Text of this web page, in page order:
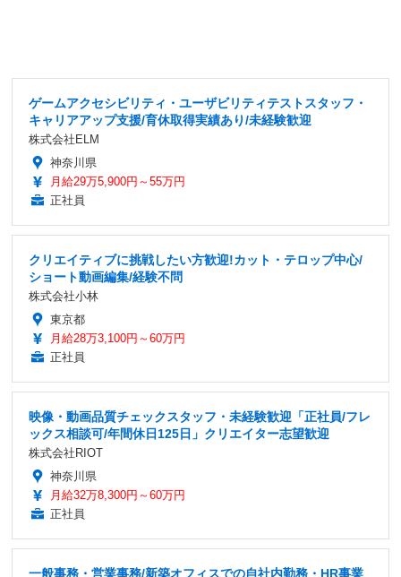
ゲームアクセシビリティ・ユーザビリティテストスタッフ・
キャリアアップ支援/育休取得実績あり/未経験歓迎
株式会社ELM
神奈川県
月給29万5,900円～55万円
正社員
クリエイティブに挑戦したい方歓迎!カット・テロップ中心/
ショート動画編集/経験不問
株式会社小林
東京都
月給28万3,100円～60万円
正社員
映像・動画品質チェックスタッフ・未経験歓迎「正社員/フレ
ックス相談可/年間休日125日」クリエイター志望歓迎
株式会社RIOT
神奈川県
月給32万8,300円～60万円
正社員
一般事務・営業事務/新築オフィスでの自社内勤務・HR事業